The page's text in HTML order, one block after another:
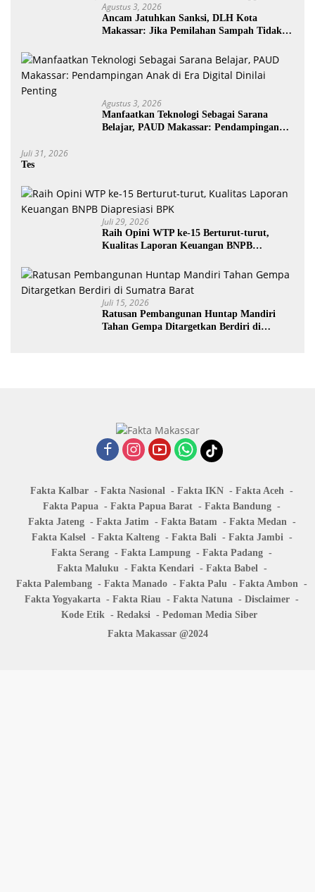
Agustus 3, 2026
Ancam Jatuhkan Sanksi, DLH Kota
Makassar: Jika Pemilahan Sampah Tidak
Agustus 3, 2026
Manfaatkan Teknologi Sebagai Sarana
Belajar, PAUD Makassar: Pendampingan
Juli 31, 2026
Tes
Juli 29, 2026
Raih Opini WTP ke-15 Berturut-turut,
Kualitas Laporan Keuangan BNPB
Juli 15, 2026
Ratusan Pembangunan Huntap Mandiri
Tahan Gempa Ditargetkan Berdiri di
Fakta Kalbar Fakta Nasional Fakta IKN
Fakta Aceh
Fakta Papua
Fakta Papua Barat
Fakta Bandung
Fakta Jateng
Fakta Jatim Fakta Batam
Fakta Medan
Fakta Kalsel
Fakta Kalteng Fakta Bali
Fakta Jambi
Fakta Serang
Fakta Lampung
Fakta Padang
Fakta Maluku
Fakta Kendari
Fakta Babel
Fakta Palembang
Fakta Manado Fakta Palu
Fakta Ambon
Fakta Yogyakarta
Fakta Riau Fakta Natuna
Disclaimer
Kode Etik
Redaksi
Pedoman Media Siber
Fakta Makassar @2024